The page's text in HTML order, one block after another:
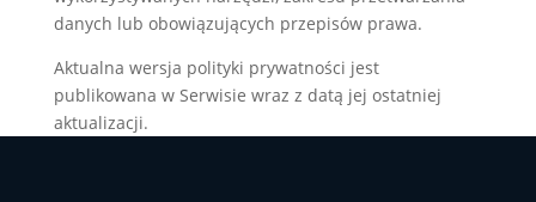
danych lub obowiązujących przepisów prawa.
Aktualna wersja polityki prywatności jest
publikowana w Serwisie wraz z datą jej ostatniej
aktualizacji.